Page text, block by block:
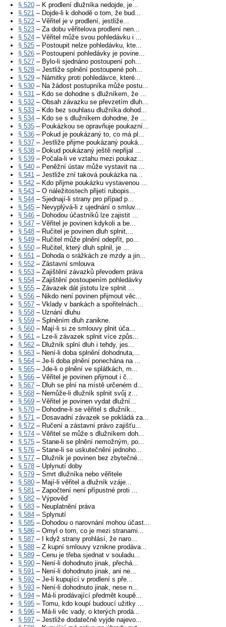
§ 520 – K prodlení dlužníka nedojde, je...
§ 521 – Dojde-li k dohodě o tom, že bud...
§ 522 – Věřitel je v prodlení, jestliže...
§ 523 – Za dobu věřitelova prodlení nen...
§ 524 – Věřitel může svou pohledávku i ...
§ 525 – Postoupit nelze pohledávku, kte...
§ 526 – Postoupení pohledávky je povine...
§ 527 – Bylo-li sjednáno postoupení poh...
§ 528 – Jestliže splnění postoupené poh...
§ 529 – Námitky proti pohledávce, které...
§ 530 – Na žádost postupníka může postu...
§ 531 – Kdo se dohodne s dlužníkem, že ...
§ 532 – Obsah závazku se převzetím dluh...
§ 533 – Kdo bez souhlasu dlužníka dohod...
§ 534 – Kdo se s dlužníkem dohodne, že ...
§ 535 – Poukázkou se opravňuje poukazní...
§ 536 – Pokud je poukázaný to, co má pl...
§ 537 – Jestliže přijme poukázaný pouká...
§ 538 – Dokud poukázaný ještě nepřijal ...
§ 539 – Počala-li ve vztahu mezi poukaz...
§ 540 – Peněžní ústav může vystavit na ...
§ 541 – Jestliže zní taková poukázka na...
§ 542 – Kdo přijme poukázku vystavenou ...
§ 543 – O náležitostech přijetí rubopis...
§ 544 – Sjednají-li strany pro případ p...
§ 545 – Nevyplývá-li z ujednání o smluv...
§ 546 – Dohodou účastníků lze zajistit ...
§ 547 – Věřitel je povinen kdykoli a be...
§ 548 – Ručitel je povinen dluh splnit,...
§ 549 – Ručitel může plnění odepřít, po...
§ 550 – Ručitel, který dluh splnil, je ...
§ 551 – Dohoda o srážkách ze mzdy a jin...
§ 552 – Zástavní smlouva
§ 553 – Zajištění závazků převodem práva
§ 554 – Zajištění postoupením pohledávky
§ 555 – Závazek dát jistotu lze splnit ...
§ 556 – Nikdo není povinen přijmout věc...
§ 557 – Vklady v bankách a spořitelnách...
§ 558 – Uznání dluhu
§ 559 – Splněním dluh zanikne.
§ 560 – Mají-li si ze smlouvy plnit úča...
§ 561 – Lze-li závazek splnit více způs...
§ 562 – Dlužník splní dluh i tehdy, jes...
§ 563 – Není-li doba splnění dohodnuta,...
§ 564 – Je-li doba plnění ponechána na ...
§ 565 – Jde-li o plnění ve splátkách, m...
§ 566 – Věřitel je povinen přijmout i č...
§ 567 – Dluh se plní na místě určeném d...
§ 568 – Nemůže-li dlužník splnit svůj z...
§ 569 – Věřitel je povinen vydat dlužní...
§ 570 – Dohodne-li se věřitel s dlužník...
§ 571 – Dosavadní závazek se pokládá za...
§ 572 – Ručení a zástavní právo zajišťu...
§ 574 – Věřitel se může s dlužníkem doh...
§ 575 – Stane-li se plnění nemožným, po...
§ 576 – Stane-li se uskutečnění jednoho...
§ 577 – Dlužník je povinen bez zbytečné...
§ 578 – Uplynutí doby
§ 579 – Smrt dlužníka nebo věřitele
§ 580 – Mají-li věřitel a dlužník vzáje...
§ 581 – Započtení není přípustné proti ...
§ 582 – Výpověď
§ 583 – Neuplatnění práva
§ 584 – Splynutí
§ 585 – Dohodou o narovnání mohou účast...
§ 586 – Omyl o tom, co je mezi stranami...
§ 587 – I když strany prohlásí, že naro...
§ 588 – Z kupní smlouvy vznikne prodáva...
§ 589 – Cenu je třeba sjednat v souladu...
§ 590 – Není-li dohodnuto jinak, přechá...
§ 591 – Není-li dohodnuto jinak, ani ne...
§ 592 – Je-li kupující v prodlení s pře...
§ 593 – Není-li dohodnuto jinak, nese n...
§ 594 – Má-li prodávající předmět koupě...
§ 595 – Tomu, kdo koupí budoucí užitky ...
§ 596 – Má-li věc vady, o kterých prodá...
§ 597 – Jestliže dodatečně vyjde najevo...